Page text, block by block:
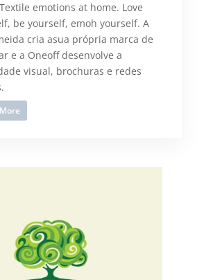
emotions at home. Love
be yourself, emoh yourself. A
cria asua própria marca de
e a Oneoff desenvolve a
visual, brochuras e redes